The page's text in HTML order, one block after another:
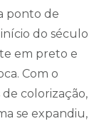
ponto de
do século
em preto e
Com o
colorização,
se expandiu,